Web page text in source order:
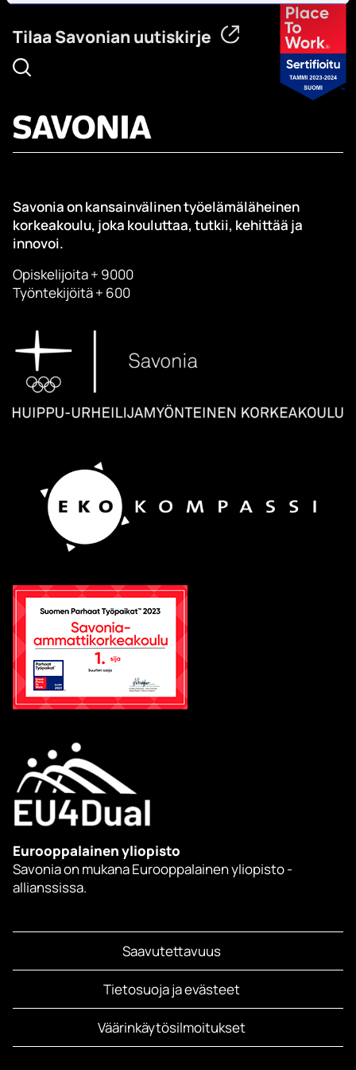
Tilaa Savonian uutiskirje
Savonia on kansainvälinen työelämäläheinen
korkeakoulu, joka kouluttaa, tutkii, kehittää ja
innovoi.
Opiskelijoita + 9000
Työntekijöitä + 600
Eurooppalainen yliopisto
Savonia on mukana Eurooppalainen yliopisto -
allianssissa.
Saavutettavuus
Tietosuoja ja evästeet
Väärinkäytösilmoitukset